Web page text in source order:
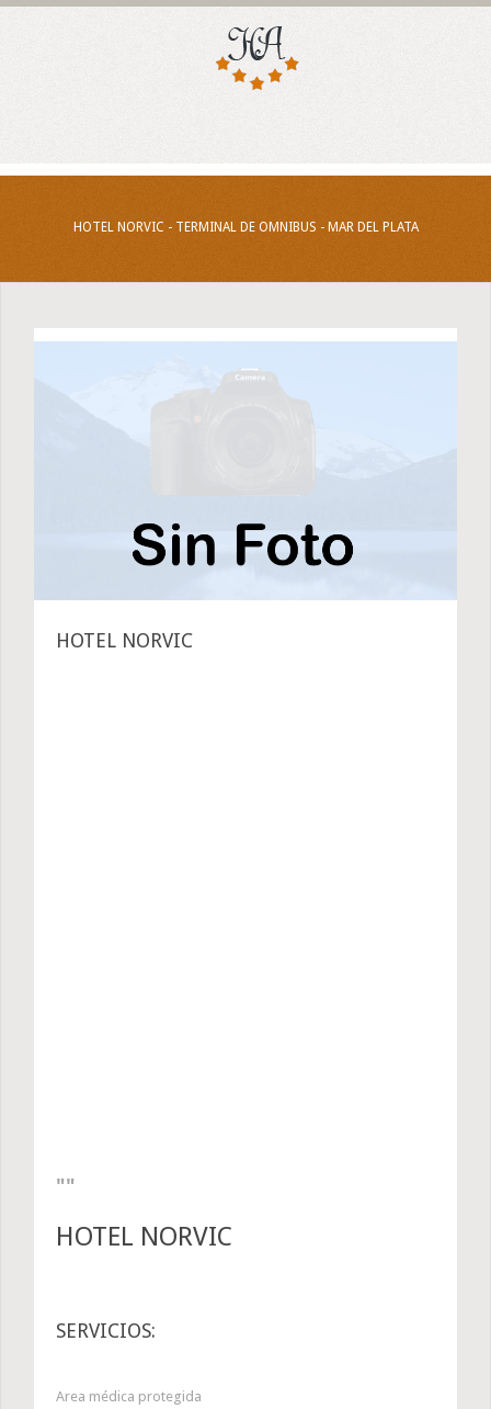
HOTEL NORVIC - TERMINAL DE OMNIBUS - MAR DEL PLATA
HOTEL NORVIC
HOTEL NORVIC
SERVICIOS:
Area médica protegida